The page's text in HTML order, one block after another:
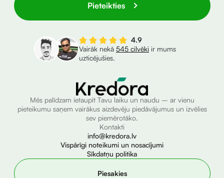
Pieteikties
4.9
Vairāk nekā 545 cilvēki ir mums
uzticējušies.
Mēs palīdzam ietaupīt Tavu laiku un naudu – ar vienu
pieteikumu saņem vairākus aizdevēju piedāvājumus un izvēlies
sev piemērotāko.
Kontakti
info@kredora.lv
Vispārīgi noteikumi un nosacījumi
Sīkdatņu politika
Piesakies